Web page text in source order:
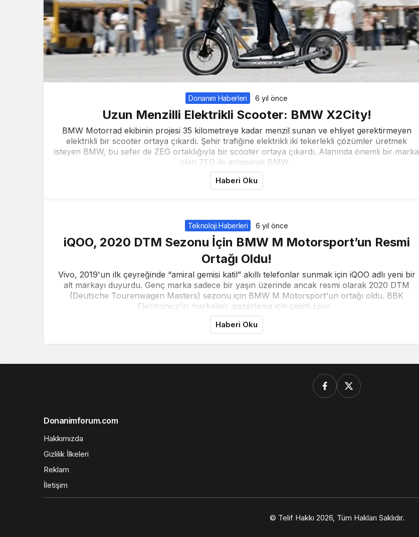
Donanım Haberleri 6 yıl önce
Uzun Menzilli Elektrikli Scooter: BMW X2City!
BMW Motorrad ekibinin projesi 35 kilometreye kadar menzil sunan ve ehliyet gerektirmeyen
elektrikli bir scooter ortaya çıkardı. Şehir trafiğine elektrikli iki tekerlekli çözümler üretmek
isteyen BMW, bu sefer de ZEG ortaklığıyla bir scooter ortaya çıkardı. Alanında önemli bir marka
olan ZEG ile anlaşarak BMW...
Haberi Oku
Teknoloji Haberleri 6 yıl önce
iQOO, 2020 DTM Sezonu İçin BMW M Motorsport’un Resmi
Ortağı Oldu!
Vivo, 2019'un ilk çeyreğinde “amiral gemisi katil” akıllı telefonlar sunmak için iQOO adlı yeni bir
alt markayı duyurdu. Genç marka sadece bir yaşın üzerinde ancak resmi olarak 2020 DTM
(Deutsche Tourenwagen Masters) sezonu için BMW M Motorsport'un ortağı oldu. BBK
Electronics'in markaları, pazarlama için çeşitli spor...
Haberi Oku
Donanimforum.com
Hakkımızda
Gizlilik İlkeleri
Reklam
İletişim
© Telif Hakkı 2026, Tüm Hakları Saklıdır.